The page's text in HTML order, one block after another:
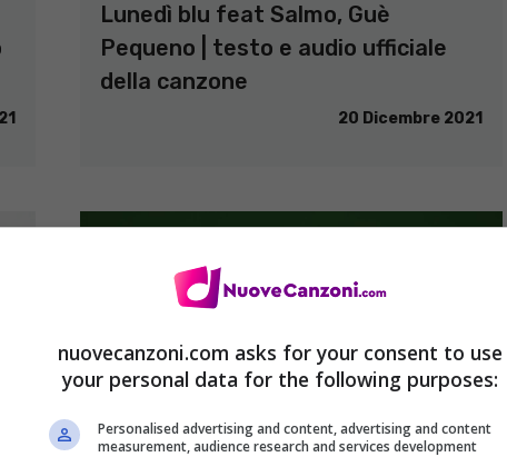
Lunedì blu feat Salmo, Guè
Pequeno | testo e audio ufficiale
della canzone
20 Dicembre 2021
nuovecanzoni.com asks for your consent to use
your personal data for the following purposes:
Personalised advertising and content, advertising and content
measurement, audience research and services development